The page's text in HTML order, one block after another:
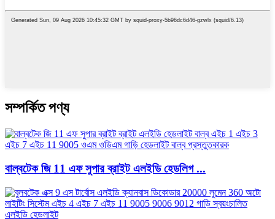
সম্পর্কিত পণ্য
বাল্বটেক জি 11 এফ সুপার ব্রাইট এলইডি হেডলিগ ...